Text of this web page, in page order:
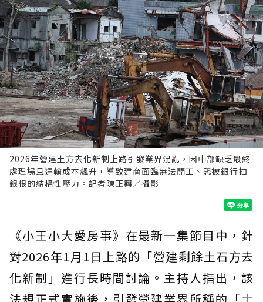
2026年營建土方去化新制上路引發業界混亂，因中部缺乏最終
處理場且運輸成本飆升，導致建商面臨無法開工、恐被銀行抽
銀根的結構性壓力。記者陳正興／攝影
《小王小大愛房事》在最新一集節目中，針
對2026年1月1日上路的「營建剩餘土石方去
化新制」進行長時間討論。主持人指出，該